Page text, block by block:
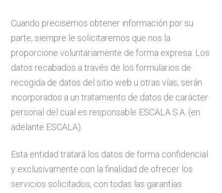
Cuando precisemos obtener información por su
parte, siempre le solicitaremos que nos la
proporcione voluntariamente de forma expresa. Los
datos recabados a través de los formularios de
recogida de datos del sitio web u otras vías, serán
incorporados a un tratamiento de datos de carácter
personal del cual es responsable ESCALA S.A. (en
adelante ESCALA).
Esta entidad tratará los datos de forma confidencial
y exclusivamente con la finalidad de ofrecer los
servicios solicitados, con todas las garantías